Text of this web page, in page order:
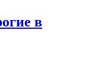
в